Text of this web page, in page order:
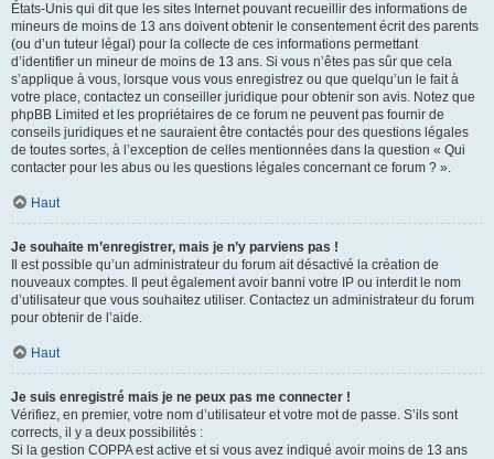
États-Unis qui dit que les sites Internet pouvant recueillir des informations de
mineurs de moins de 13 ans doivent obtenir le consentement écrit des parents
(ou d’un tuteur légal) pour la collecte de ces informations permettant
d’identifier un mineur de moins de 13 ans. Si vous n’êtes pas sûr que cela
s’applique à vous, lorsque vous vous enregistrez ou que quelqu’un le fait à
votre place, contactez un conseiller juridique pour obtenir son avis. Notez que
phpBB Limited et les propriétaires de ce forum ne peuvent pas fournir de
conseils juridiques et ne sauraient être contactés pour des questions légales
de toutes sortes, à l’exception de celles mentionnées dans la question « Qui
contacter pour les abus ou les questions légales concernant ce forum ? ».
Haut
Je souhaite m’enregistrer, mais je n’y parviens pas !
Il est possible qu’un administrateur du forum ait désactivé la création de
nouveaux comptes. Il peut également avoir banni votre IP ou interdit le nom
d’utilisateur que vous souhaitez utiliser. Contactez un administrateur du forum
pour obtenir de l’aide.
Haut
Je suis enregistré mais je ne peux pas me connecter !
Vérifiez, en premier, votre nom d’utilisateur et votre mot de passe. S’ils sont
corrects, il y a deux possibilités :
Si la gestion COPPA est active et si vous avez indiqué avoir moins de 13 ans